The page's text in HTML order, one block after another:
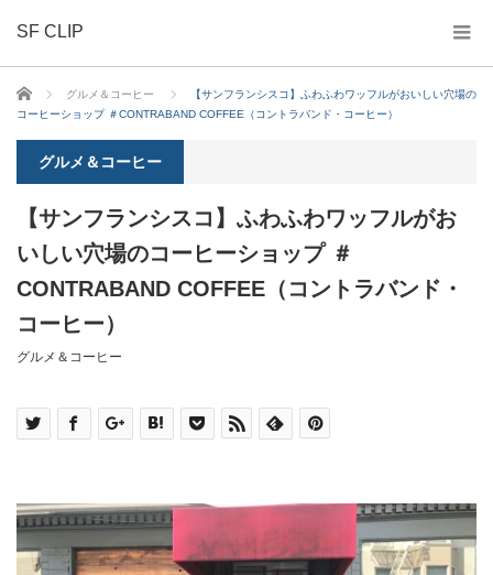
SF CLIP
ホーム グルメ＆コーヒー
【サンフランシスコ】ふわふわワッフルがおいしい穴場の
コーヒーショップ ＃CONTRABAND COFFEE（コントラバンド・コーヒー）
グルメ＆コーヒー
【サンフランシスコ】ふわふわワッフルがお
いしい穴場のコーヒーショップ ＃
CONTRABAND COFFEE（コントラバンド・
コーヒー）
グルメ＆コーヒー